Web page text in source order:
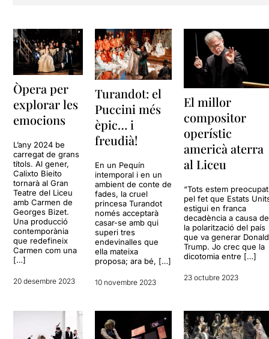
Òpera per
explorar les
emocions
L’any 2024 be
carregat de grans
títols. Al gener,
Calixto Bieito
tornarà al Gran
Teatre del Liceu
amb Carmen de
Georges Bizet.
Una producció
contemporània
que redefineix
Carmen com una
[…]
20 desembre 2023
Turandot: el
Puccini més
èpic… i
freudià!
En un Pequín
intemporal i en un
ambient de conte de
fades, la cruel
princesa Turandot
només acceptarà
casar-se amb qui
superi tres
endevinalles que
ella mateixa
proposa; ara bé, […]
10 novembre 2023
El millor
compositor
operístic
americà aterra
al Liceu
“Tots estem
pel fet que Estats
estigui en franca
decadència a causa de
la polarització del país
que va generar Donald
Trump. Jo crec que la
dicotomia entre […]
23 octubre 2023